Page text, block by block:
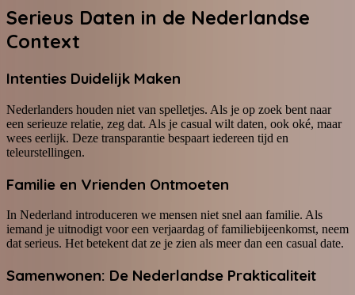
Serieus Daten in de Nederlandse
Context
Intenties Duidelijk Maken
Nederlanders houden niet van spelletjes. Als je op zoek bent naar
een serieuze relatie, zeg dat. Als je casual wilt daten, ook oké, maar
wees eerlijk. Deze transparantie bespaart iedereen tijd en
teleurstellingen.
Familie en Vrienden Ontmoeten
In Nederland introduceren we mensen niet snel aan familie. Als
iemand je uitnodigt voor een verjaardag of familiebijeenkomst, neem
dat serieus. Het betekent dat ze je zien als meer dan een casual date.
Samenwonen: De Nederlandse Prakticaliteit